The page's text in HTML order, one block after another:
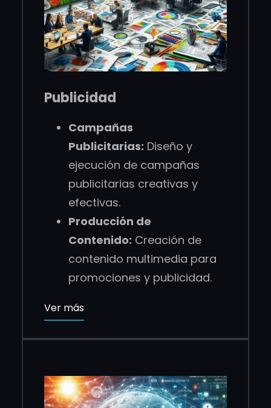
Publicidad
Campañas
Publicitarias: Diseño y
ejecución de campañas
publicitarias creativas y
efectivas.
Producción de
Contenido: Creación de
contenido multimedia para
promociones y publicidad.
Ver más